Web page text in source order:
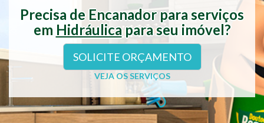
Precisa de Encanador para serviços
em Hidráulicapara seu imóvel?
SOLICITE ORÇAMENTO
VEJA OS SERVIÇOS